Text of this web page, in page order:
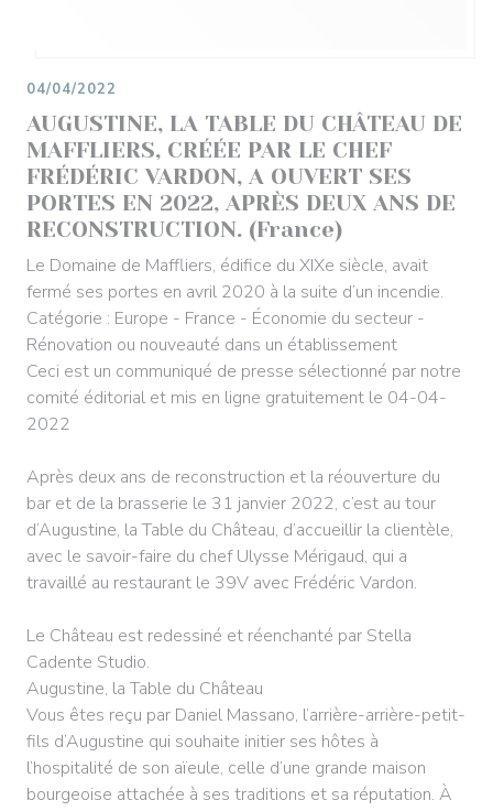
AUGUSTINE, LA TABLE DU CHÂTEAU DE
MAFFLIERS, CRÉÉE PAR LE CHEF
FRÉDÉRIC VARDON, A OUVERT SES
PORTES EN 2022, APRÈS DEUX ANS DE
RECONSTRUCTION. (France)
04/04/2022
Le Domaine de Maffliers, édifice du XIXe siècle, avait
fermé ses portes en avril 2020 à la suite d’un incendie.
Catégorie : Europe - France - Économie du secteur -
Rénovation ou nouveauté dans un établissement
Ceci est un communiqué de presse sélectionné par notre
comité éditorial et mis en ligne gratuitement le 04-04-
2022
Après deux ans de reconstruction et la réouverture du
bar et de la brasserie le 31 janvier 2022, c’est au tour
d’Augustine, la Table du Château, d’accueillir la clientèle,
avec le savoir-faire du chef Ulysse Mérigaud, qui a
travaillé au restaurant le 39V avec Frédéric Vardon.
Le Château est redessiné et réenchanté par Stella
Cadente Studio.
Augustine, la Table du Château
Vous êtes reçu par Daniel Massano, l’arrière-arrière-petit-
fils d’Augustine qui souhaite initier ses hôtes à
l’hospitalité de son aïeule, celle d’une grande maison
bourgeoise attachée à ses traditions et sa réputation. À